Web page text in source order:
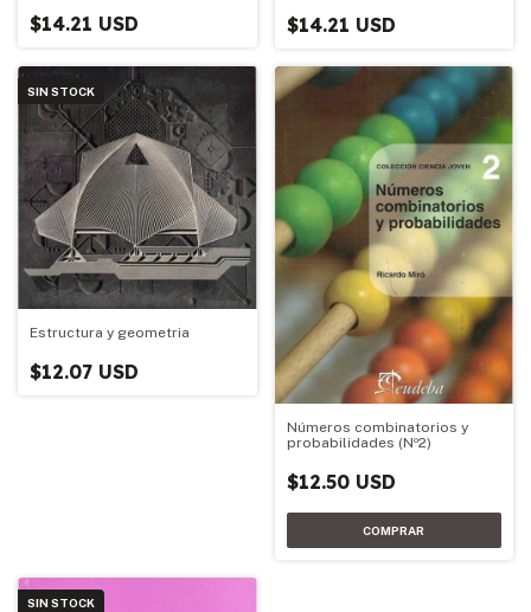
$14.21 USD $14.21 USD
SIN STOCK
Estructura y geometria
$12.07 USD
Números combinatorios y
probabilidades (Nº2)
$12.50 USD
SIN STOCK